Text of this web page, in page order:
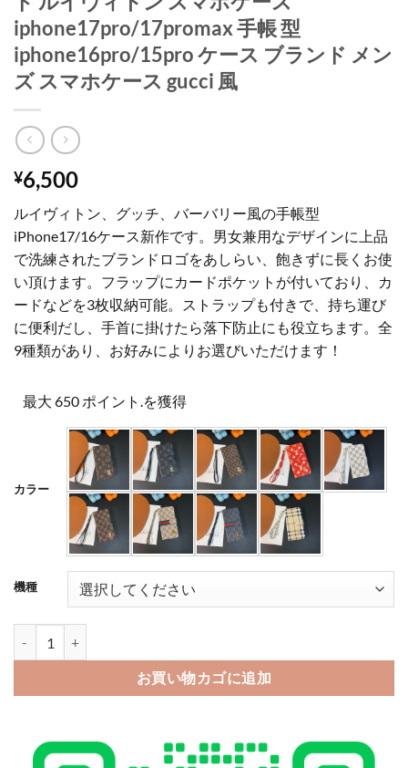
iphone17pro/17promax 手帳 型
iphone16pro/15pro ケース ブランド メン
ズ スマホケース gucci 風
¥6,500
ルイヴィトン、グッチ、バーバリー風の手帳型
iPhone17/16ケース新作です。男女兼用なデザインに上品
で洗練されたブランドロゴをあしらい、飽きずに長くお使
い頂けます。フラップにカードポケットが付いており、カ
ードなどを3枚収納可能。ストラップも付きで、持ち運び
に便利だし、手首に掛けたら落下防止にも役立ちます。全
9種類があり、お好みによりお選びいただけます！
最大 650 ポイント.を獲得
カラー
機種
お買い物カゴに追加